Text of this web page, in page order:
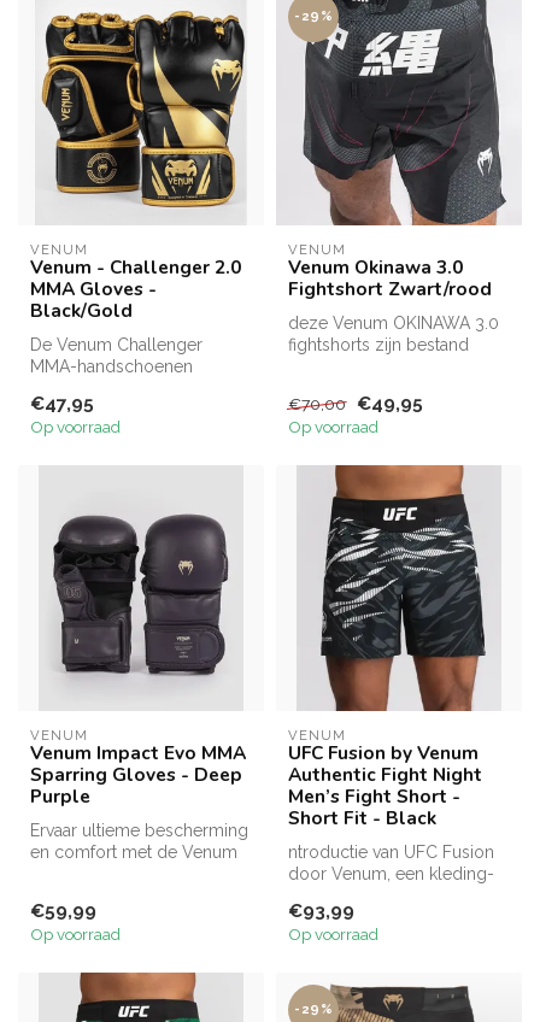
VENUM
Venum - Challenger 2.0
MMA Gloves -
Black/Gold
De Venum Challenger
MMA-handschoenen
comfort. Gemaakt va...
€47,95
Op voorraad
-29%
VENUM
Venum Okinawa 3.0
Fightshort Zwart/rood
deze Venum OKINAWA 3.0
fightshorts zijn bestand
€70,00 €49,95
Op voorraad
VENUM
Venum Impact Evo MMA
Sparring Gloves - Deep
Purple
Ervaar ultieme bescherming
en comfort met de Venum
€59,99
Op voorraad
VENUM
UFC Fusion by Venum
Authentic Fight Night
Men’s Fight Short -
Short Fit - Black
ntroductie van UFC Fusion
door Venum, een kleding-
prestat...
€93,99
Op voorraad
-29%